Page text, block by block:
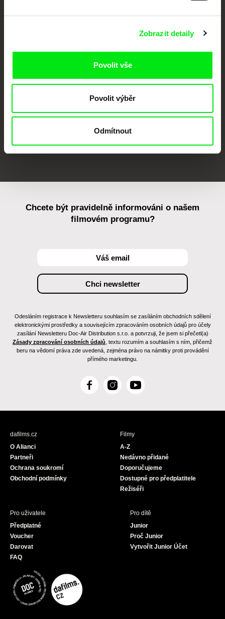
Zobrazit detaily
Povolit vše
Povolit výběr
Odmítnout
FIDMarseille MFDF Ji.hlava Visions du Réel
Chcete být pravidelně informováni o našem
filmovém programu?
Odesláním registrace k Newsletteru souhlasím se zasíláním obchodních sdělení
elektronickými prostředky a souvisejícím zpracováním osobních údajů pro účely
zasílání Newsletteru Doc-Air Distribution s.r.o. a potvrzuji, že jsem si přečetl(a)
Zásady zpracování osobních údajů , textu rozumím a souhlasím s ním, přičemž
beru na vědomí práva zde uvedená, zejména právo na námitky proti provádění
přímého marketingu.
F
c
I
s
Y
u
dafilms.cz
O Alianci
Partneři
Ochrana soukromí
Obchodní podmínky
Filmy
A-Z
Nedávno přidané
Doporučujeme
Dostupné pro předplatitele
Režiséři
Pro uživatele
Předplatné
Voucher
Darovat
FAQ
Pro dítě
Junior
Proč Junior
Vytvořit Junior Účet